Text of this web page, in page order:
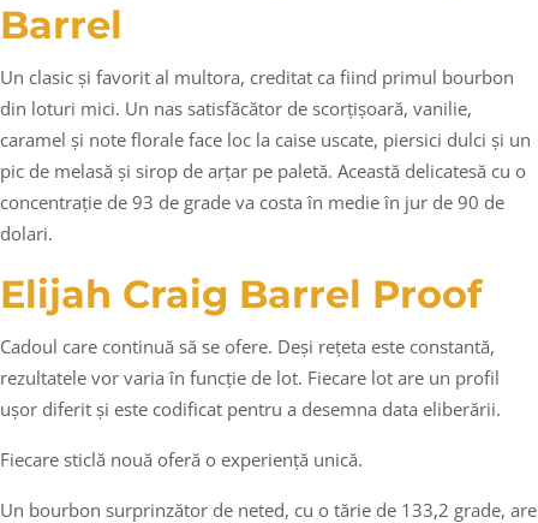
Barrel
Un clasic și favorit al multora, creditat ca fiind primul bourbon
din loturi mici. Un nas satisfăcător de scorțișoară, vanilie,
caramel și note florale face loc la caise uscate, piersici dulci și un
pic de melasă și sirop de arțar pe paletă. Această delicatesă cu o
concentrație de 93 de grade va costa în medie în jur de 90 de
dolari.
Elijah Craig Barrel Proof
Cadoul care continuă să se ofere. Deși rețeta este constantă,
rezultatele vor varia în funcție de lot. Fiecare lot are un profil
ușor diferit și este codificat pentru a desemna data eliberării.
Fiecare sticlă nouă oferă o experiență unică.
Un bourbon surprinzător de neted, cu o tărie de 133,2 grade, are